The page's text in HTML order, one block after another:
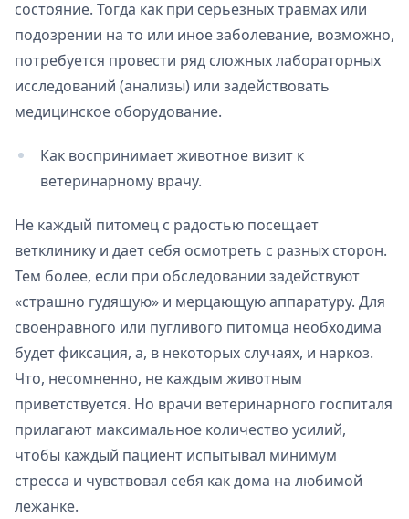
состояние. Тогда как при серьезных травмах или
подозрении на то или иное заболевание, возможно,
потребуется провести ряд сложных лабораторных
исследований (анализы) или задействовать
медицинское оборудование.
Как воспринимает животное визит к
ветеринарному врачу.
Не каждый питомец с радостью посещает
ветклинику и дает себя осмотреть с разных сторон.
Тем более, если при обследовании задействуют
«страшно гудящую» и мерцающую аппаратуру. Для
своенравного или пугливого питомца необходима
будет фиксация, а, в некоторых случаях, и наркоз.
Что, несомненно, не каждым животным
приветствуется. Но врачи ветеринарного госпиталя
прилагают максимальное количество усилий,
чтобы каждый пациент испытывал минимум
стресса и чувствовал себя как дома на любимой
лежанке.